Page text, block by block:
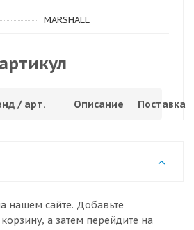
MARSHALL
/ арт. Описание Поставка
нашем сайте. Добавьте
а затем перейдите на